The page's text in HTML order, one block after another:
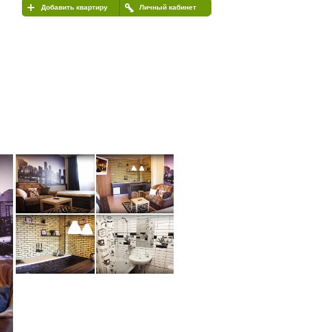
Личный кабинет
Добавить квартиру